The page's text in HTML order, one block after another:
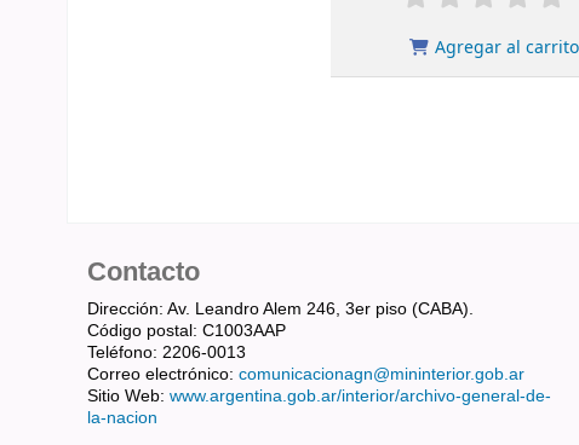
Agregar al carrito
Contacto
Dirección: Av. Leandro Alem 246, 3er piso (CABA).
Código postal: C1003AAP
Teléfono: 2206-0013
Correo electrónico: comunicacionagn@mininterior.gob.ar
Sitio Web: www.argentina.gob.ar/interior/archivo-general-de-
la-nacion